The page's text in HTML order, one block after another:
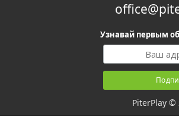
Узнавай первым
PiterPlay ©